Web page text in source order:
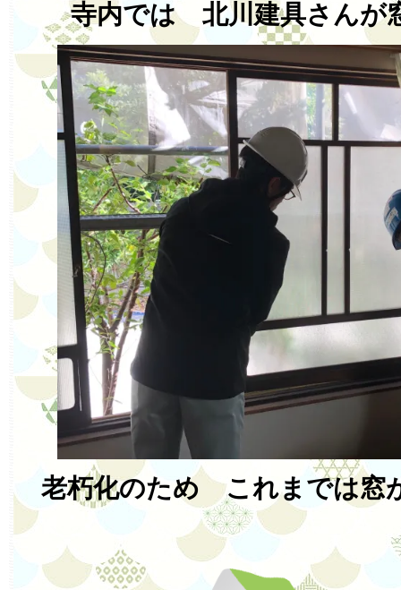
寺内では 北川建具さんが
老朽化のため これまでは窓